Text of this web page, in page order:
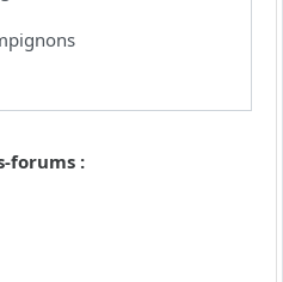
forums :